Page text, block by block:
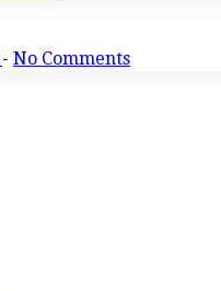
- No Comments